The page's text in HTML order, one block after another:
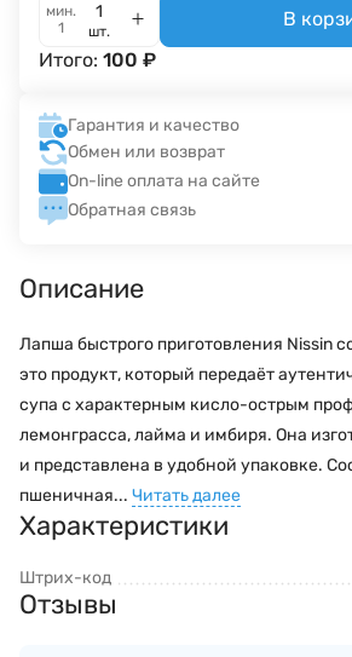
мин.
1
шт.
В
Итого: 100 ₽
Гарантия и качество
Обмен или возврат
On-line оплата на сайте
Обратная связь
Описание
Лапша быстрого приготовления Nissin
это продукт, который передаёт
супа с характерным кисло-острым
лемонграсса, лайма и имбиря. Она
и представлена в удобной упаковке.
пшеничная... Читать далее
Характеристики
Штрих-код
Отзывы